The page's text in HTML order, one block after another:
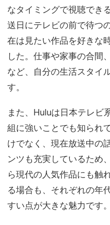
なタイミングで視聴でき
送日にテレビの前で待つ
在は見たい作品を好きな
した。仕事や家事の合間
など、自分の生活スタイ
す。
また、Huluは日本テレビ
組に強いことでも知られ
けでなく、現在放送中の
ンツも充実しているため
ら現代の人気作品にも触
る場合も、それぞれの年
すい点が大きな魅力です。